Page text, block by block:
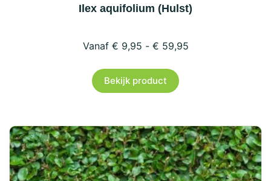
productpagina
Ilex aquifolium (Hulst)
€ 9,95 - € 59,95
Bekijk product
product
variaties.
Deze
optie